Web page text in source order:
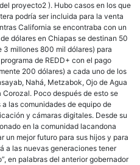
proyecto2 ). Hubo casos en los que
podría ser incluida para la venta
California se encontraba con un
dólares en Chiapas se destinan 50
3 millones 800 mil dólares) para
de REDD+ con el pago
200 dólares) a cada uno de los
Nahá, Metzabok, Ojo de Agua
Poco después de esto se
las comunidades de equipo de
y cámaras digitales. Desde su
en la comunidad lacandona
un mejor futuro para sus hijos y para
a las nuevas generaciones tener
en palabras del anterior gobernador